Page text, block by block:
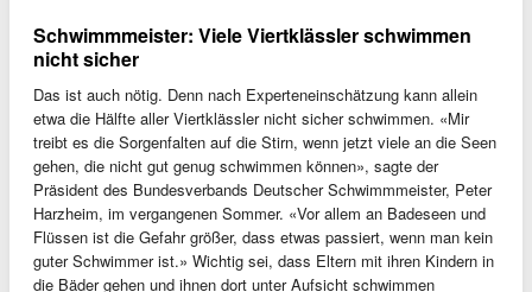
Schwimmmeister: Viele Viertklässler schwimmen
nicht sicher
Das ist auch nötig. Denn nach Experteneinschätzung kann allein
etwa die Hälfte aller Viertklässler nicht sicher schwimmen. «Mir
treibt es die Sorgenfalten auf die Stirn, wenn jetzt viele an die Seen
gehen, die nicht gut genug schwimmen können», sagte der
Präsident des Bundesverbands Deutscher Schwimmmeister, Peter
Harzheim, im vergangenen Sommer. «Vor allem an Badeseen und
Flüssen ist die Gefahr größer, dass etwas passiert, wenn man kein
guter Schwimmer ist.» Wichtig sei, dass Eltern mit ihren Kindern in
die Bäder gehen und ihnen dort unter Aufsicht schwimmen